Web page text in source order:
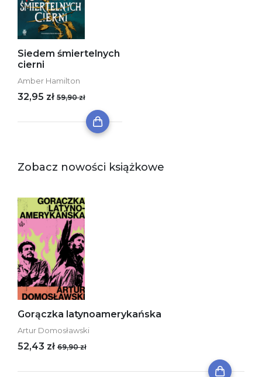
Siedem śmiertelnych
cierni
Amber Hamilton
32,95 zł 59,90 zł
Zobacz nowości książkowe
Gorączka latynoamerykańska
Artur Domosławski
52,43 zł 69,90 zł